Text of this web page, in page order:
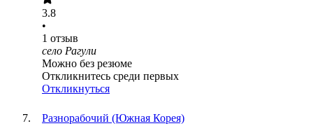
3.8
•
1 отзыв
село Рагули
Можно без резюме
Откликнитесь среди первых
Откликнуться
Разнорабочий (Южная Корея)